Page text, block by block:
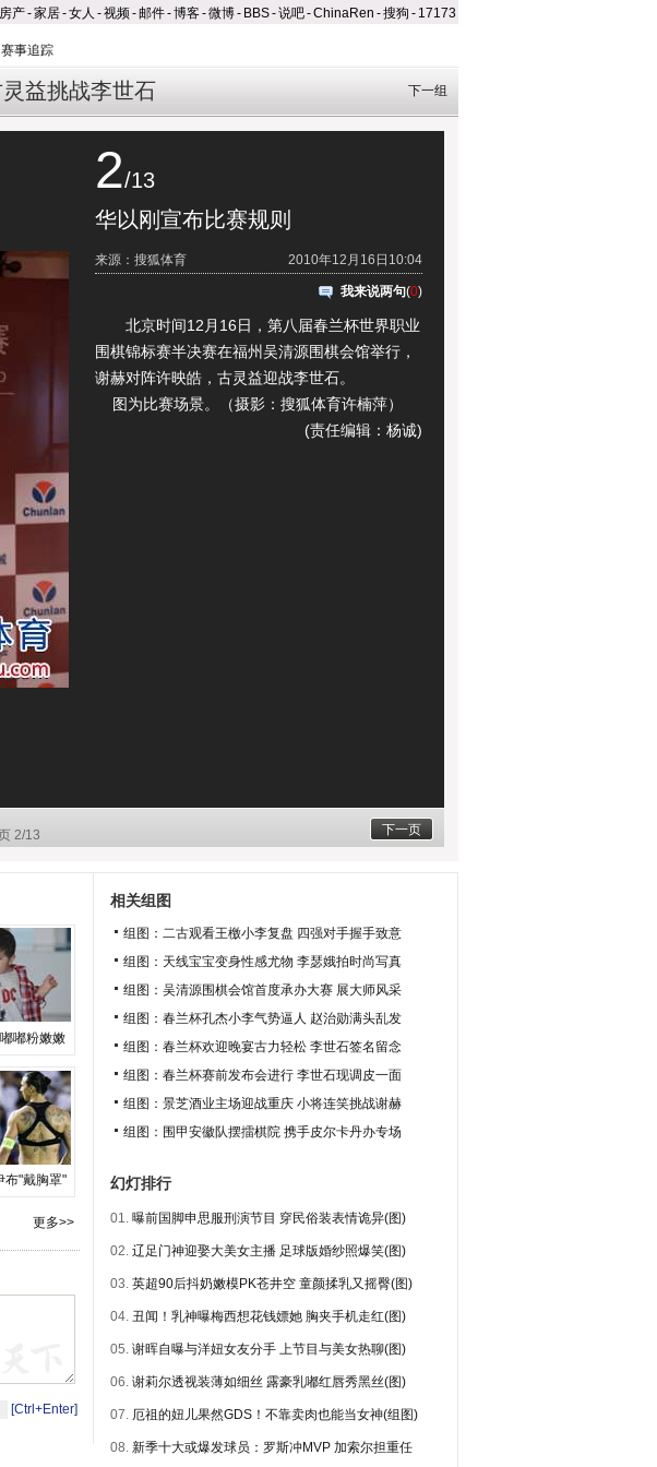
房产-家居-女人 -视频-邮件-博客-微博- BBS-说吧-ChinaRen -搜狗 - 17173
赛事追踪
益挑战李世石 下一组
2/13
华以刚宣布比赛规则
2010年12月16日10:04
来源：搜狐体育
我来说两句(0)
北京时间12月16日，第八届春兰杯世界职业
围棋锦标赛半决赛在福州吴清源围棋会馆举行，
谢赫对阵许映皓，古灵益迎战李世石。
图为比赛场景。（摄影：搜狐体育许楠萍）
(责任编辑：杨诚)
下一页
2/13
嘟粉嫩嫩
布"戴胸罩"
更多>>
[Ctrl+Enter]
相关组图
组图：二古观看王檄小李复盘 四强对手握手致意
组图：天线宝宝变身性感尤物 李瑟娥拍时尚写真
组图：吴清源围棋会馆首度承办大赛 展大师风采
组图：春兰杯孔杰小李气势逼人 赵治勋满头乱发
组图：春兰杯欢迎晚宴古力轻松 李世石签名留念
组图：春兰杯赛前发布会进行 李世石现调皮一面
组图：景芝酒业主场迎战重庆 小将连笑挑战谢赫
组图：围甲安徽队摆擂棋院 携手皮尔卡丹办专场
幻灯排行
01. 曝前国脚申思服刑演节目 穿民俗装表情诡异(图)
02. 辽足门神迎娶大美女主播 足球版婚纱照爆笑(图)
03. 英超90后抖奶嫩模PK苍井空 童颜揉乳又摇臀(图)
04. 丑闻！乳神曝梅西想花钱嫖她 胸夹手机走红(图)
05. 谢晖自曝与洋妞女友分手 上节目与美女热聊(图)
06. 谢莉尔透视装薄如细丝 露豪乳嘟红唇秀黑丝(图)
07. 厄祖的妞儿果然GDS！不靠卖肉也能当女神(组图)
08. 新季十大或爆发球员：罗斯冲MVP 加索尔担重任